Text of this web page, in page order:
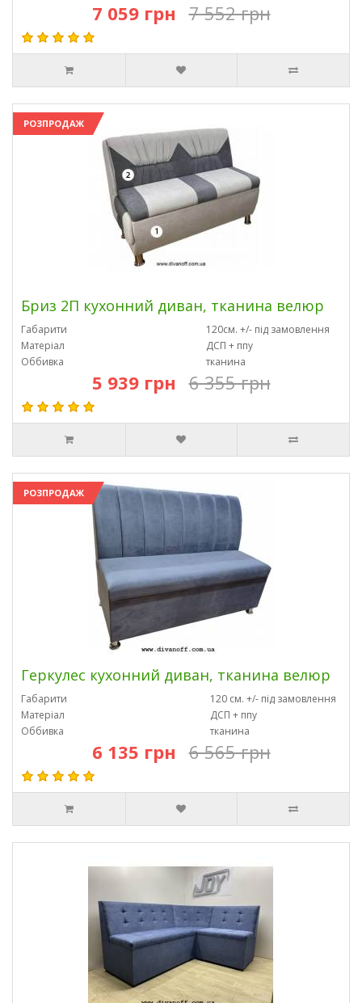
7 059 грн 7 552 грн
РОЗПРОДАЖ
Бриз 2П кухонний диван, тканина велюр
Габарити
120см. +/- під замовлення
Матеріал
ДСП + ппу
Оббивка
тканина
5 939 грн 6 355 грн
РОЗПРОДАЖ
Геркулес кухонний диван, тканина велюр
Габарити
120 см. +/- під замовлення
Матеріал
ДСП + ппу
Оббивка
тканина
6 135 грн 6 565 грн